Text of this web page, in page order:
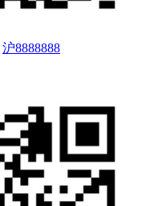
沪8888888